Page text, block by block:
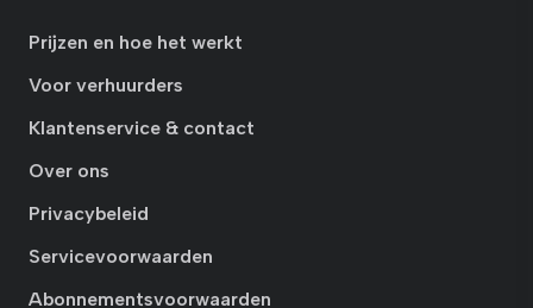
Prijzen en hoe het werkt
Voor verhuurders
Klantenservice & contact
Over ons
Privacybeleid
Servicevoorwaarden
Abonnementsvoorwaarden